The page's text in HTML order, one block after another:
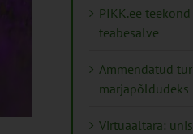
PIKK.ee
teabesalve
Ammendatud
marjapõldudeks
Virtuaaltara: